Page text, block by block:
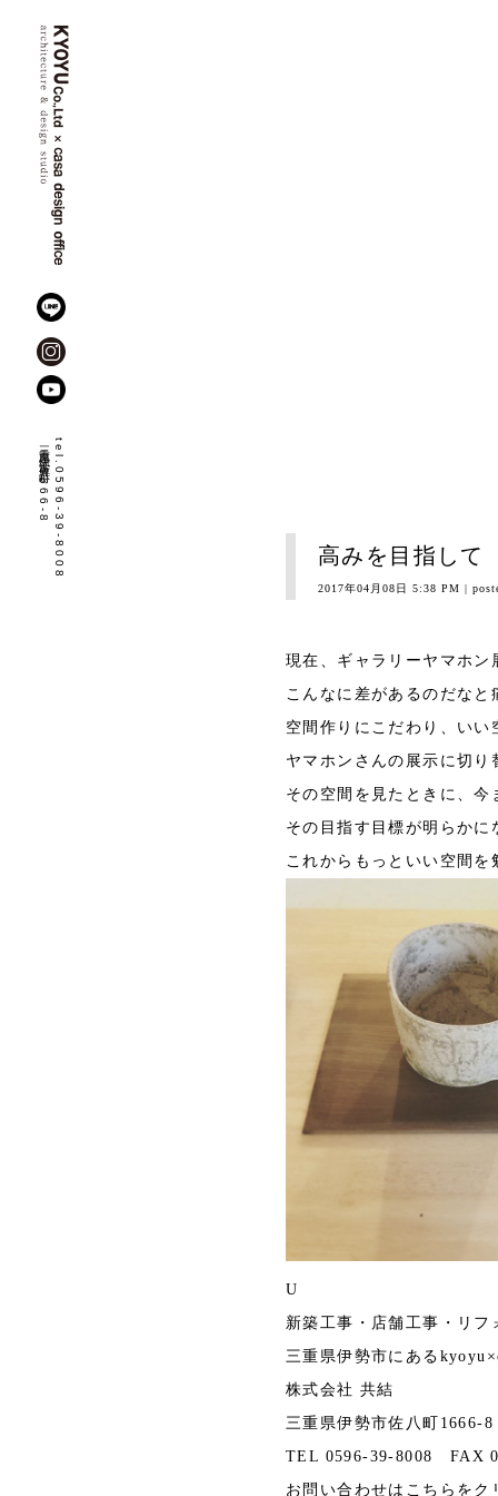
tel.0596-39-8008
三重県伊勢市佐八町
1666-8
高みを目指して
2017年04月08日 5:38 PM |
現在、ギャラリーヤマホン
こんなに差があるのだなと
空間作りにこだわり、い
ヤマホンさんの展示に切
その空間を見たときに、
その目指す目標が明らかに
これからもっといい空間
U
新築工事・店舗工事・リ
三重県伊勢市にある
株式会社 共結
三重県伊勢市佐八町1666-8
TEL 0596-39-8008 FAX
お問い合わせは こちら をク